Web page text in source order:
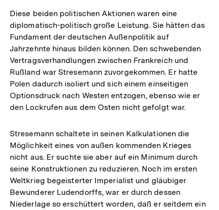
Diese beiden politischen Aktionen waren eine
diplomatisch-politisch große Leistung. Sie hätten das
Fundament der deutschen Außenpolitik auf
Jahrzehnte hinaus bilden können. Den schwebenden
Vertragsverhandlungen zwischen Frankreich und
Rußland war Stresemann zuvorgekommen. Er hatte
Polen dadurch isoliert und sich einem einseitigen
Optionsdruck nach Westen entzogen, ebenso wie er
den Lockrufen aus dem Osten nicht gefolgt war.
Stresemann schaltete in seinen Kalkulationen die
Möglichkeit eines von außen kommenden Krieges
nicht aus. Er suchte sie aber auf ein Minimum durch
seine Konstruktionen zu reduzieren. Noch im ersten
Weltkrieg begeisterter Imperialist und gläubiger
Bewunderer Ludendorffs, war er durch dessen
Niederlage so erschüttert worden, daß er seitdem ein